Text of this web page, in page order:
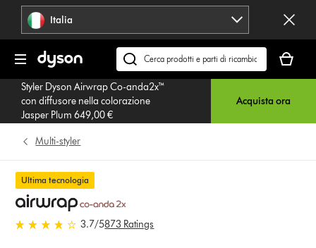
navigazione Italia
Cerca
su
dyson.it
carrello
è
Styler Dyson Airwrap Co-anda2x™
con diffusore nella colorazione
Jasper Plum 649,00 €
Acquista ora
Multi-styler
Ultima tecnologia
3.7 stelle su 5 da 873 Ratings
3.7/5873 Ratings